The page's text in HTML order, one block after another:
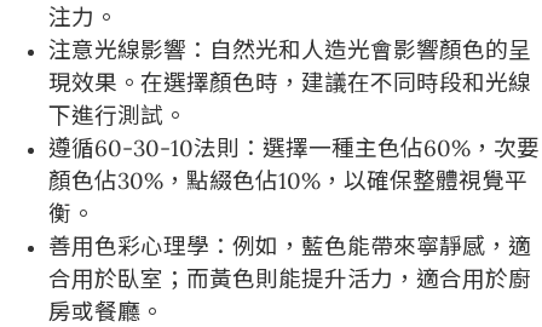
注力。
注意光線影響：自然光和人造光會影響顏色的呈
現效果。在選擇顏色時，建議在不同時段和光線
下進行測試。
遵循60-30-10法則：選擇一種主色佔60%，次要
顏色佔30%，點綴色佔10%，以確保整體視覺平
衡。
善用色彩心理學：例如，藍色能帶來寧靜感，適
合用於臥室；而黃色則能提升活力，適合用於廚
房或餐廳。